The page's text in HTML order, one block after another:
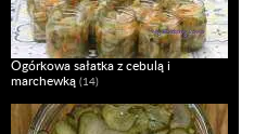
Ogórkowa sałatka z cebulą i
marchewką (14)